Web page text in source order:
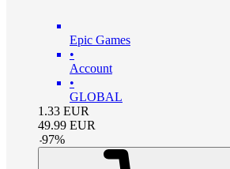
Epic Games
•
Account
•
GLOBAL
1.33 EUR
49.99 EUR
-97%